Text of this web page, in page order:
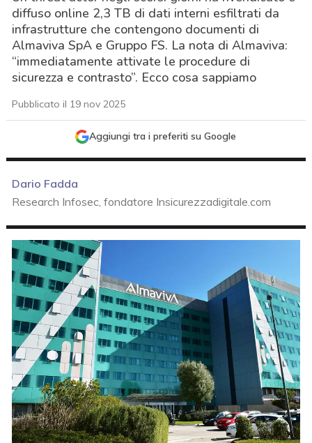
diffuso online 2,3 TB di dati interni esfiltrati da
infrastrutture che contengono documenti di
Almaviva SpA e Gruppo FS. La nota di Almaviva:
“immediatamente attivate le procedure di
sicurezza e contrasto”. Ecco cosa sappiamo
Pubblicato il 19 nov 2025
Aggiungi tra i preferiti su Google
Dario Fadda
Research Infosec, fondatore Insicurezzadigitale.com